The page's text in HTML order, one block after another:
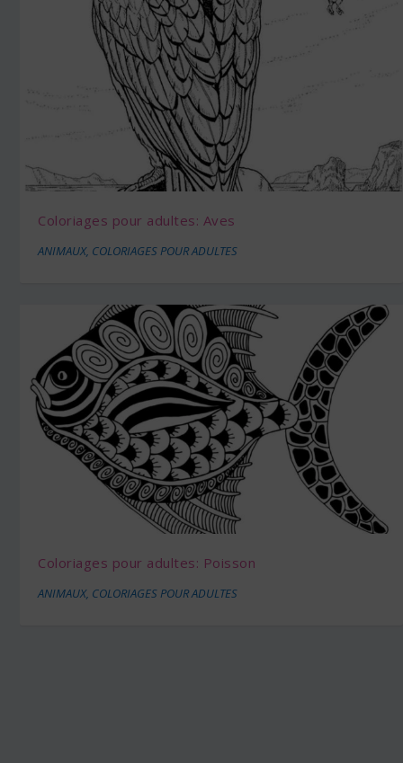
Coloriages pour adultes: Aves
ANIMAUX, COLORIAGES POUR ADULTES
Coloriages pour adultes: Poisson
ANIMAUX, COLORIAGES POUR ADULTES